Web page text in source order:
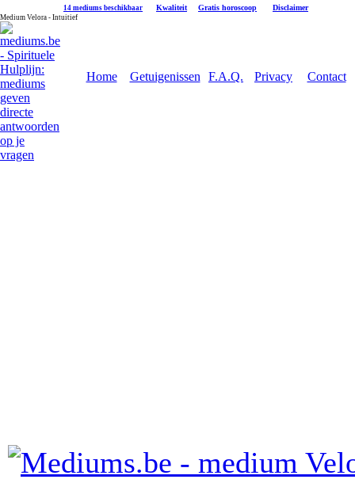
14 mediums beschikbaar Kwaliteit Gratis horoscoop Disclaimer
Medium Velora - Intuitief
Home Getuigenissen F.A.Q. Privacy Contact